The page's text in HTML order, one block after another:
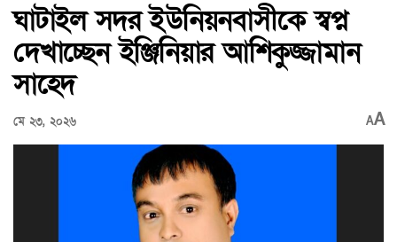
ঘাটাইল সদর ইউনিয়নবাসীকে স্বপ্ন
দেখাচ্ছেন ইঞ্জিনিয়ার আশিকুজ্জামান
সাহেদ
মে ২৩, ২০২৬ AA